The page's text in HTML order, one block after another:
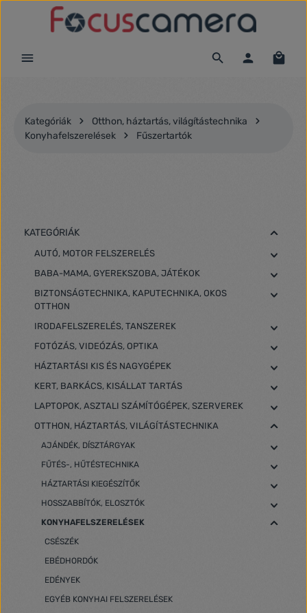
Ugrás a fő tartalomra
Kategóriák
Otthon, háztartás, világítástechnika
Konyhafelszerelések
Fűszertartók
KATEGÓRIÁK
AUTÓ, MOTOR FELSZERELÉS
BABA-MAMA, GYEREKSZOBA, JÁTÉKOK
BIZTONSÁGTECHNIKA, KAPUTECHNIKA, OKOS
OTTHON
IRODAFELSZERELÉS, TANSZEREK
FOTÓZÁS, VIDEÓZÁS, OPTIKA
HÁZTARTÁSI KIS ÉS NAGYGÉPEK
KERT, BARKÁCS, KISÁLLAT TARTÁS
LAPTOPOK, ASZTALI SZÁMÍTÓGÉPEK, SZERVEREK
OTTHON, HÁZTARTÁS, VILÁGÍTÁSTECHNIKA
AJÁNDÉK, DÍSZTÁRGYAK
FŰTÉS-, HŰTÉSTECHNIKA
HÁZTARTÁSI KIEGÉSZÍTŐK
HOSSZABBÍTÓK, ELOSZTÓK
KONYHAFELSZERELÉSEK
CSÉSZÉK
EBÉDHORDÓK
EDÉNYEK
EGYÉB KONYHAI FELSZERELÉSEK